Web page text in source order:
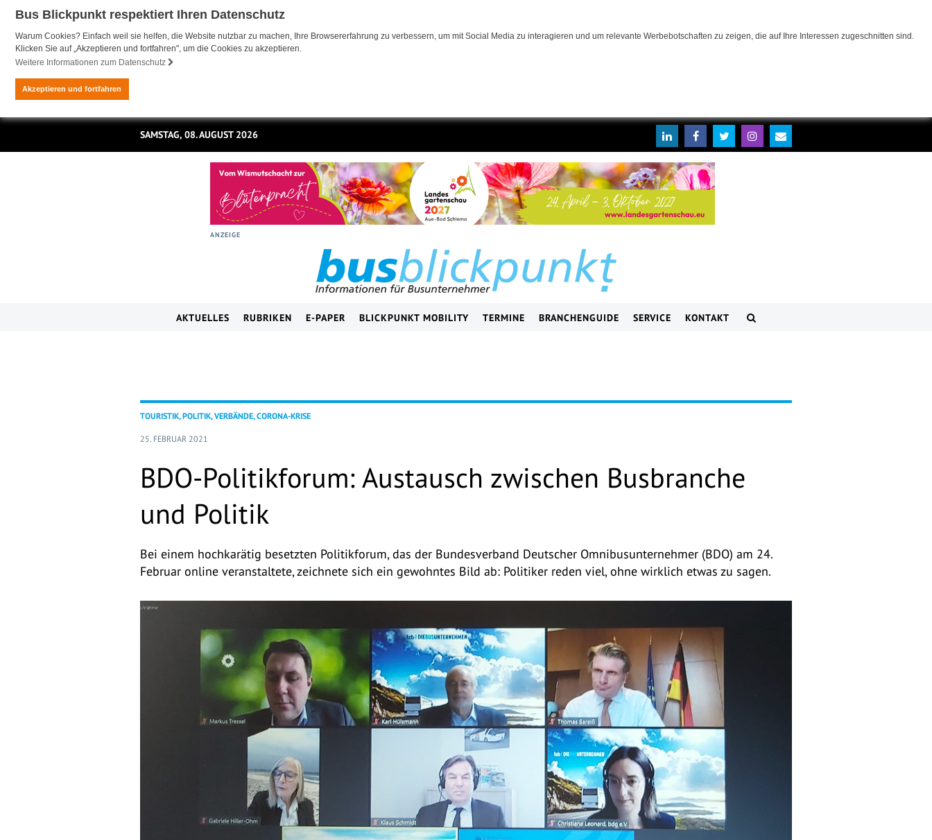
Bus Blickpunkt respektiert Ihren Datenschutz
Warum Cookies? Einfach weil sie helfen, die Website nutzbar zu machen, Ihre Browsererfahrung zu verbessern, um mit Social Media zu interagieren und um relevante Werbebotschaften zu zeigen, die auf Ihre Interessen zugeschnitten sind.
Klicken Sie auf „Akzeptieren und fortfahren", um die Cookies zu akzeptieren.
Weitere Informationen zum Datenschutz
Akzeptieren und fortfahren
SAMSTAG, 08. AUGUST 2026
ANZEIGE
AKTUELLES RUBRIKEN E-PAPER BLICKPUNKT MOBILITY TERMINE BRANCHENGUIDE SERVICE KONTAKT
TOURISTIK, POLITIK, VERBÄNDE, CORONA-KRISE
25. FEBRUAR 2021
BDO-Politikforum: Austausch zwischen Busbranche
und Politik
Bei einem hochkarätig besetzten Politikforum, das der Bundesverband Deutscher Omnibusunternehmer (BDO) am 24.
Februar online veranstaltete, zeichnete sich ein gewohntes Bild ab: Politiker reden viel, ohne wirklich etwas zu sagen.